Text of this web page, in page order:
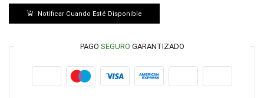
Notificar Cuando Esté Disponible
PAGO SEGURO GARANTIZADO